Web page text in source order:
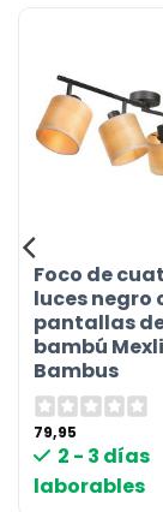
Foco de
luces negro
pantallas
bambú
Bambus
79,95
2 - 3 días
laborables